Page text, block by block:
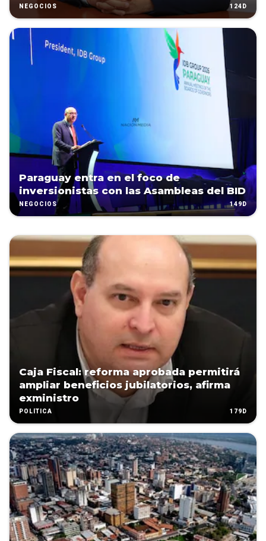
NEGOCIOS 124D
Paraguay entra en el foco de
inversionistas con las Asambleas del BID
NEGOCIOS 149D
Caja Fiscal: reforma aprobada permitirá
ampliar beneficios jubilatorios, afirma
exministro
POLÍTICA 179D